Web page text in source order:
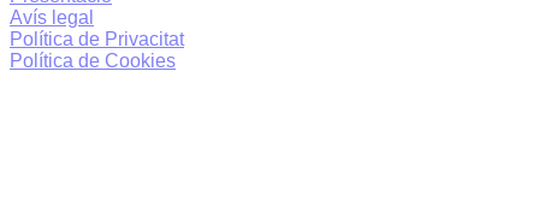
Avís legal
Política de Privacitat
Política de Cookies